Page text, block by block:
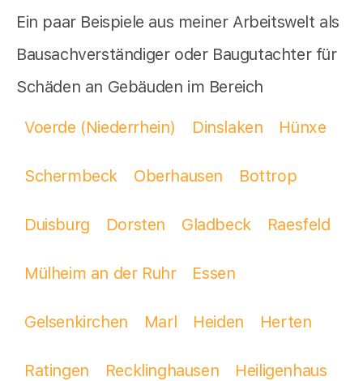
Ein paar Beispiele aus meiner Arbeitswelt als
Bausachverständiger oder Baugutachter für
Schäden an Gebäuden im Bereich
Voerde (Niederrhein) Dinslaken Hünxe
Schermbeck Oberhausen Bottrop
Duisburg Dorsten Gladbeck Raesfeld
Mülheim an der Ruhr Essen
Gelsenkirchen Marl Heiden Herten
Ratingen Recklinghausen Heiligenhaus